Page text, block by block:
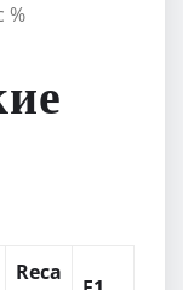
%
Reca